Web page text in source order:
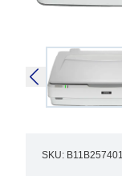
SKU: B11B257401